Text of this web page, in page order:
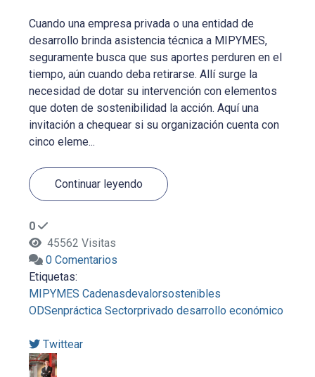
Cuando una empresa privada o una entidad de
desarrollo brinda asistencia técnica a MIPYMES,
seguramente busca que sus aportes perduren en el
tiempo, aún cuando deba retirarse. Allí surge la
necesidad de dotar su intervención con elementos
que doten de sostenibilidad la acción. Aquí una
invitación a chequear si su organización cuenta con
cinco eleme...
Continuar leyendo
0
45562 Visitas
0 Comentarios
Etiquetas:
MIPYMES Cadenasdevalorsostenibles
ODSenpráctica Sectorprivado desarrollo económico
Twittear